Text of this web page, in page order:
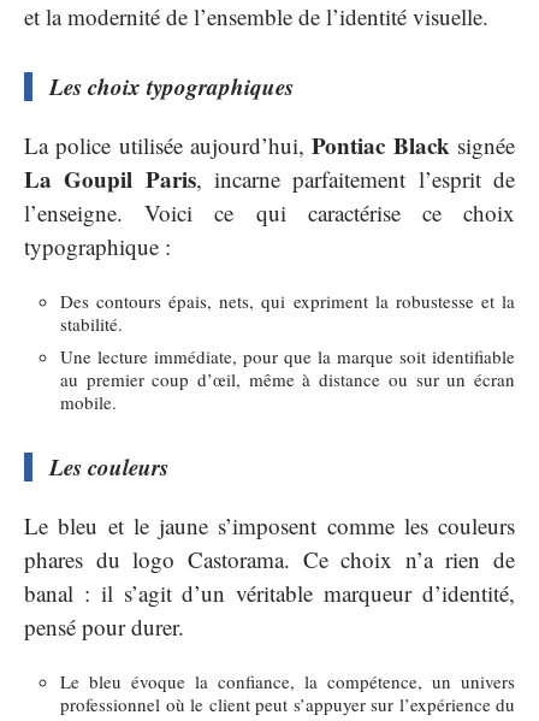
et la modernité de l’ensemble de l’identité visuelle.
Les choix typographiques
La police utilisée aujourd’hui,Pontiac Black signée
La Goupil Paris, incarne parfaitement l’esprit de
l’enseigne. Voici ce qui caractérise ce choix
typographique :
Des contours épais, nets, qui expriment la robustesse et la
stabilité.
Une lecture immédiate, pour que la marque soit identifiable
au premier coup d’œil, même à distance ou sur un écran
mobile.
Les couleurs
Le bleu et le jaune s’imposent comme les couleurs
phares du logo Castorama. Ce choix n’a rien de
banal : il s’agit d’un véritable marqueur d’identité,
pensé pour durer.
Le bleu évoque la confiance, la compétence, un univers
professionnel où le client peut s’appuyer sur l’expérience du